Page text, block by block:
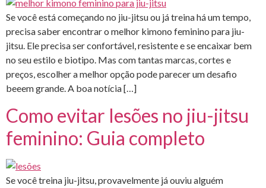
Se você está começando no jiu-jitsu ou já treina há um tempo,
precisa saber encontrar o melhor kimono feminino para jiu-
jitsu. Ele precisa ser confortável, resistente e se encaixar bem
no seu estilo e biotipo. Mas com tantas marcas, cortes e
preços, escolher a melhor opção pode parecer um desafio
beeem grande. A boa notícia […]
Como evitar lesões no jiu-jitsu
feminino: Guia completo
Se você treina jiu-jitsu, provavelmente já ouviu alguém